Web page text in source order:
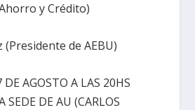
y Crédito)
(Presidente de AEBU)
DE AGOSTO A LAS 20HS
DE AU (CARLOS